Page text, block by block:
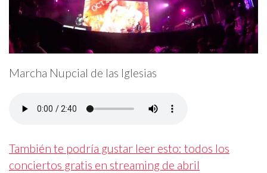
Marcha Nupcial de las Iglesias
También te podría gustar leer esto: todos los
conciertos gratis en streaming de abril